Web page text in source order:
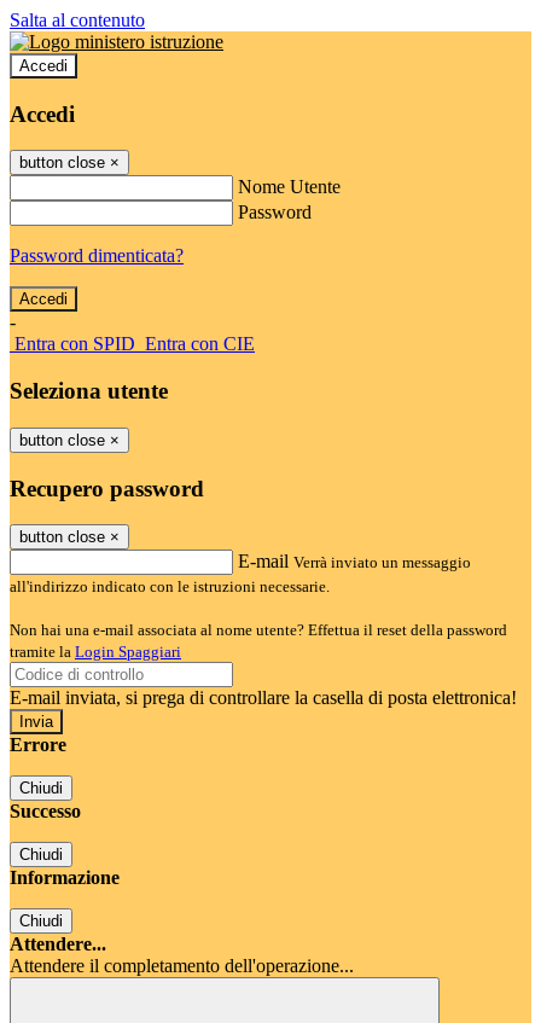
Salta al contenuto
Accedi
Accedi
button close ×
Nome Utente
Password
Password dimenticata?
-
Entra con SPID Entra con CIE
Seleziona utente
button close ×
Recupero password
button close ×
E-mail Verrà inviato un messaggio
all'indirizzo indicato con le istruzioni necessarie.
Non hai una e-mail associata al nome utente? Effettua il reset della password
tramite la Login Spaggiari
E-mail inviata, si prega di controllare la casella di posta elettronica!
Errore
Chiudi
Successo
Chiudi
Informazione
Chiudi
Attendere...
Attendere il completamento dell'operazione...